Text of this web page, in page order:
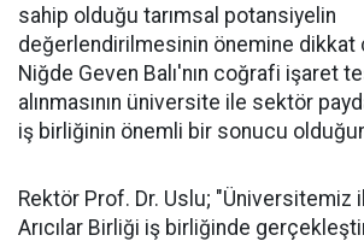
sahip olduğu tarımsal potansiyelin
değerlendirilmesinin önemine dikkat
Niğde Geven Balı'nın coğrafi işaret
alınmasının üniversite ile sektör
iş birliğinin önemli bir sonucu
Rektör Prof. Dr. Uslu; "Üniversitemiz
Arıcılar Birliği iş birliğinde